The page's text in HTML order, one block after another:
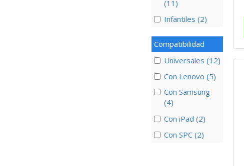
(11)
Infantiles (2)
Compatibilidad
Universales (12)
Con Lenovo (5)
Con Samsung
(4)
Con iPad (2)
Con SPC (2)